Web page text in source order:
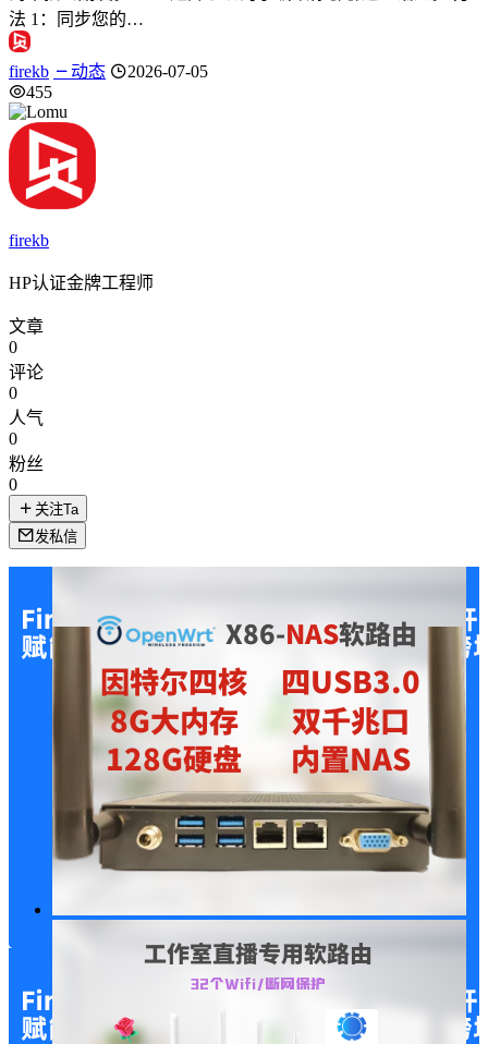
法 1：同步您的…
firekb 动态
2026-07-05
455
firekb
HP认证金牌工程师
文章
0
评论
0
人气
0
粉丝
0
关注Ta
发私信